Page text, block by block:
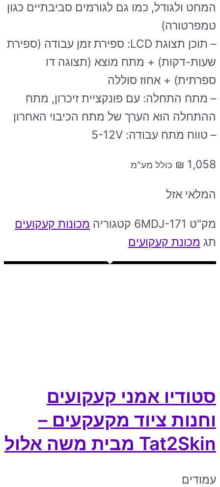
המחט ולגודל, כמו גם לגורמים סביבתיים כגון
טמפרטורה)
– תוכן תצוגת LCD: ספירת זמן עבודה (ספירת
שעות-דקות) + מתח מוצא (תצוגה דו
ספרתית) + אחוז סוללה
– מתח התחלה: עם פונקציית זיכרון, מתח
ההתחלה הוא הערך של מתח הכיבוי האחרון
– טווח מתח עבודה: 5-12V
₪ 1,058 כולל מע"מ
המלאי אזל
מק"ט 6MDJ-171 קטגוריה מכונות קעקועים
תג מכונת קעקועים
סטודיו אמני קעקועים
וחנות ציוד מקעקעים –
Tat2Skin מבית משה אלול
עמודים